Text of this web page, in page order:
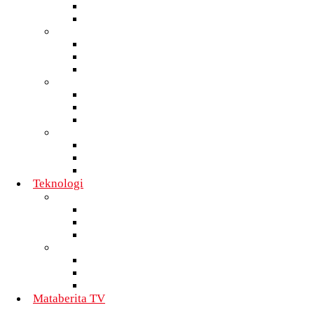
Teknologi
Mataberita TV